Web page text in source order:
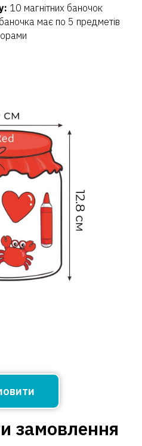
10 магнітних баночок
має по 5 предметів
замовлення